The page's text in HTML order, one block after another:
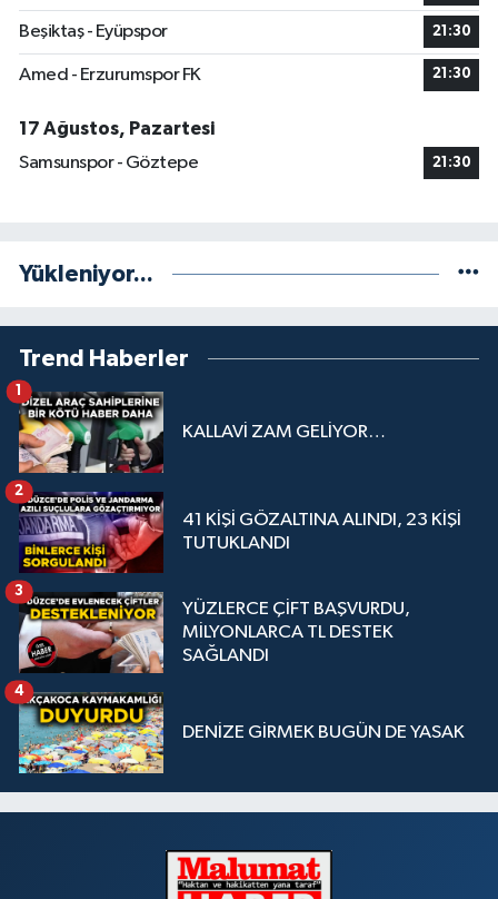
Beşiktaş - Eyüpspor 21:30
Amed - Erzurumspor FK 21:30
17 Ağustos, Pazartesi
Samsunspor - Göztepe
21:30
Yükleniyor...
Trend Haberler
KALLAVİ ZAM GELİYOR…
1
41 KİŞİ GÖZALTINA ALINDI, 23 KİŞİ
TUTUKLANDI
2
YÜZLERCE ÇİFT BAŞVURDU,
MİLYONLARCA TL DESTEK
SAĞLANDI
3
DENİZE GİRMEK BUGÜN DE YASAK
4